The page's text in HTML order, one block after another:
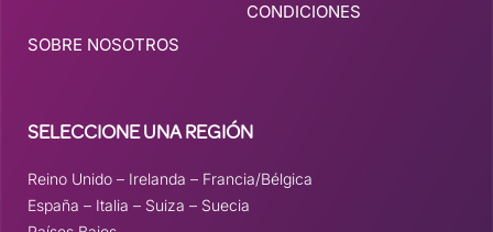
SOBRE NOSOTROS
CONDICIONES
SELECCIONE UNA REGIÓN
Reino Unido – Irelanda – Francia/Bélgica
España – Italia – Suiza – Suecia